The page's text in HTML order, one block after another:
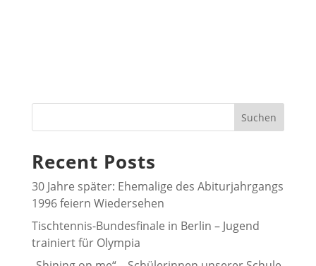
Suchen
Recent Posts
30 Jahre später: Ehemalige des Abiturjahrgangs
1996 feiern Wiedersehen
Tischtennis-Bundesfinale in Berlin – Jugend
trainiert für Olympia